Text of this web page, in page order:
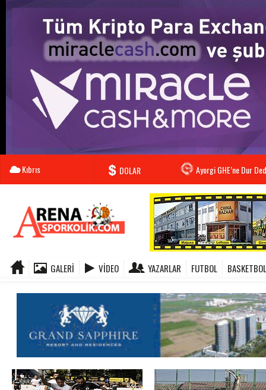
Kıbrıs DOLAR
ALTIN
BIST
Ayorgi GHE’ne Dur
Tuzla Zirve İçin
Ozanköy Farka
Gargalar Treni
Kozan’ın Zirve
Gönyeli’nin Nihayet
Düzkaya Sahasına
GALERI VIDEO YAZARLAR FUTBOL BASKETBOL